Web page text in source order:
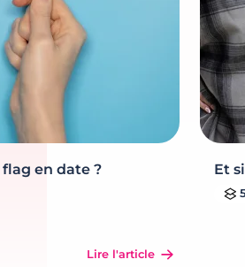
en date ?
Lire l'article
Et